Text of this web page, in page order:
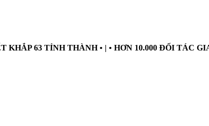
63 TỈNH THÀNH • | • HƠN 10.000 ĐỐI TÁC